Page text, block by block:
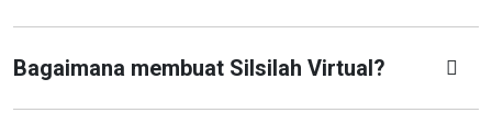
Bagaimana membuat Silsilah Virtual?